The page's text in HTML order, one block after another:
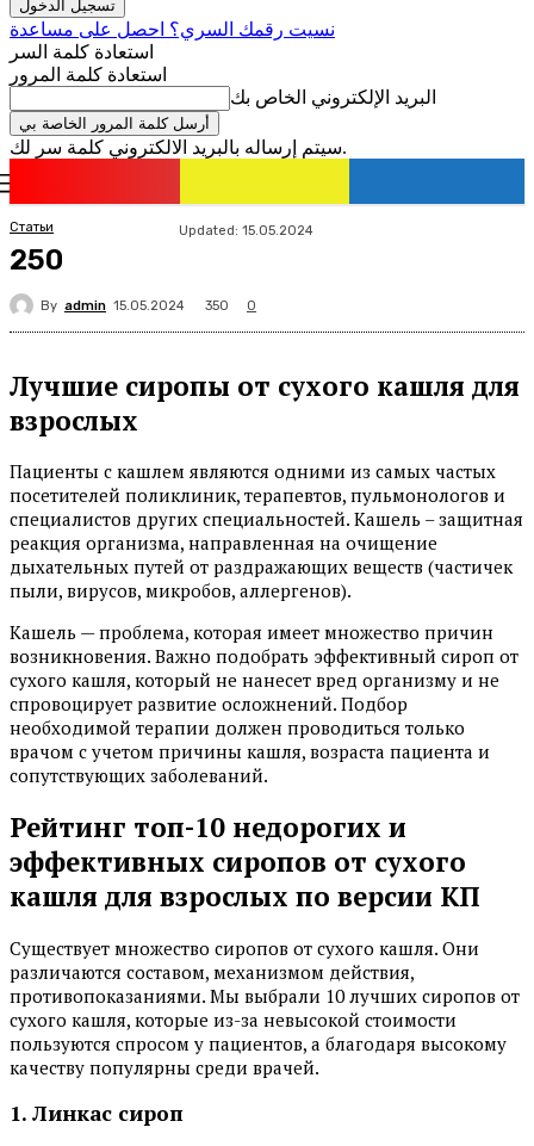
نسيت رقمك السري؟ احصل على مساعدة
استعادة كلمة السر
استعادة كلمة المرور
البريد الإلكتروني الخاص بك
سيتم إرساله بالبريد الالكتروني كلمة سر لك.
Статьи Updated: 15.05.2024
250
By admin 15.05.2024 350 0
Лучшие сиропы от сухого кашля для
взрослых
Пациенты с кашлем являются одними из самых частых
посетителей поликлиник, терапевтов, пульмонологов и
специалистов других специальностей. Кашель – защитная
реакция организма, направленная на очищение
дыхательных путей от раздражающих веществ (частичек
пыли, вирусов, микробов, аллергенов).
Кашель — проблема, которая имеет множество причин
возникновения. Важно подобрать эффективный сироп от
сухого кашля, который не нанесет вред организму и не
спровоцирует развитие осложнений. Подбор
необходимой терапии должен проводиться только
врачом с учетом причины кашля, возраста пациента и
сопутствующих заболеваний.
Рейтинг топ-10 недорогих и
эффективных сиропов от сухого
кашля для взрослых по версии КП
Существует множество сиропов от сухого кашля. Они
различаются составом, механизмом действия,
противопоказаниями. Мы выбрали 10 лучших сиропов от
сухого кашля, которые из-за невысокой стоимости
пользуются спросом у пациентов, а благодаря высокому
качеству популярны среди врачей.
1. Линкас сироп